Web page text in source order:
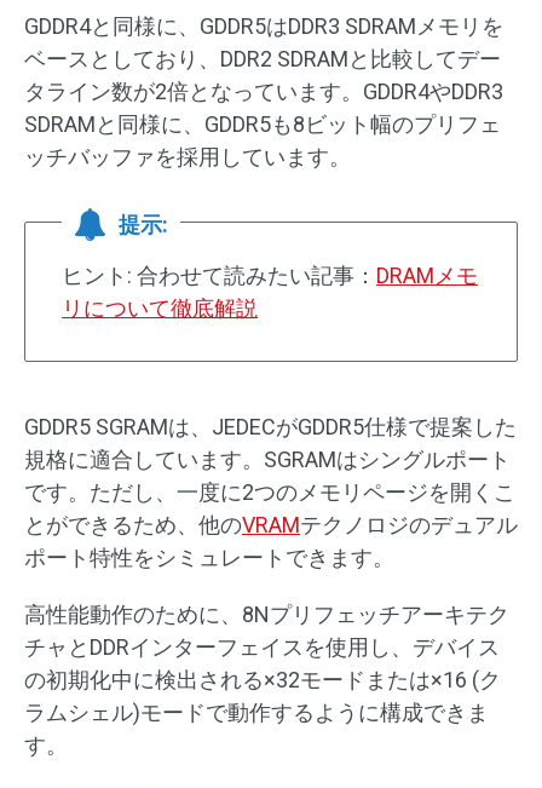
GDDR4と同様に、GDDR5はDDR3 SDRAMメモリを
ベースとしており、DDR2 SDRAMと比較してデー
タライン数が2倍となっています。GDDR4やDDR3
SDRAMと同様に、GDDR5も8ビット幅のプリフェ
ッチバッファを採用しています。
提示:
ヒント: 合わせて読みたい記事： DRAMメモ
リについて徹底解説
GDDR5 SGRAMは、JEDECがGDDR5仕様で提案した
規格に適合しています。SGRAMはシングルポート
です。ただし、一度に2つのメモリページを開くこ
とができるため、他のVRAMテクノロジのデュアル
ポート特性をシミュレートできます。
高性能動作のために、8Nプリフェッチアーキテク
チャとDDRインターフェイスを使用し、デバイス
の初期化中に検出される×32モードまたは×16 (ク
ラムシェル)モードで動作するように構成できま
す。